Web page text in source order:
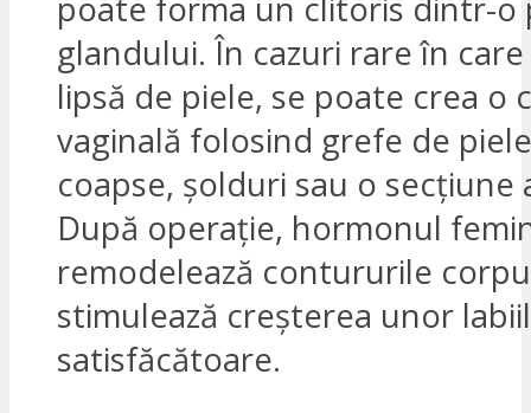
glandului. În cazuri rare în
lipsă de piele, se poate crea o
vaginală folosind grefe de
coapse, șolduri sau o secțiune
După operație, hormonul
remodelează contururile
stimulează creșterea unor
satisfăcătoare.